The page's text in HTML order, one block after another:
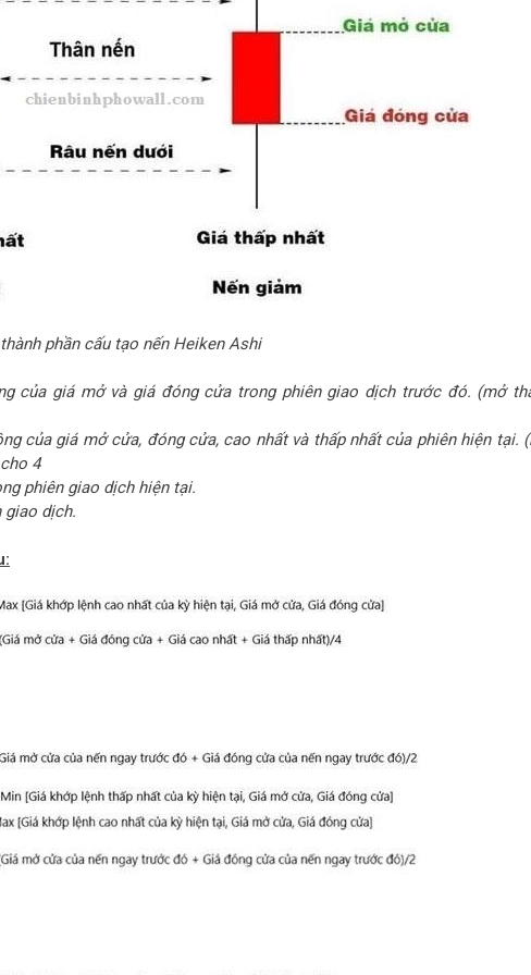
phần cấu tạo nến Heiken Ashi
của giá mở và giá đóng cửa trong phiên giao dịch trước đó. (mở
của giá mở cửa, đóng cửa, cao nhất và thấp nhất của phiên hiện tại.
4
phiên giao dịch hiện tại.
giao dịch.